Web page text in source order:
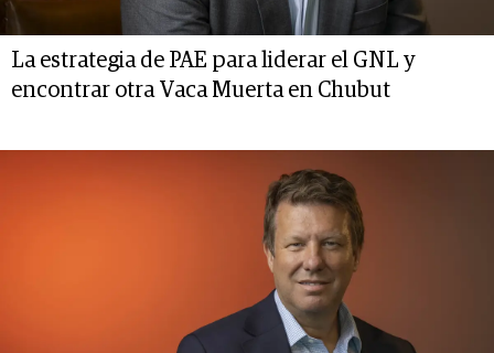
La estrategia de PAE para liderar el GNL y
encontrar otra Vaca Muerta en Chubut